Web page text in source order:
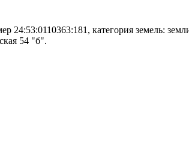
категория земель:
54 "б".